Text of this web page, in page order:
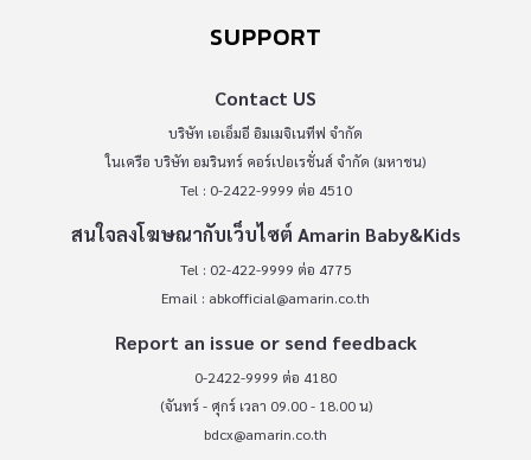
SUPPORT
Contact US
บริษัท เอเอ็มอี อิมเมจิเนทีฟ จำกัด
ในเครือ บริษัท อมรินทร์ คอร์เปอเรชั่นส์ จำกัด (มหาชน)
Tel : 0-2422-9999 ต่อ 4510
สนใจลงโฆษณากับเว็บไซต์ Amarin Baby&Kids
Tel : 02-422-9999 ต่อ 4775
Email : abkofficial@amarin.co.th
Report an issue or send feedback
0-2422-9999 ต่อ 4180
(จันทร์ - ศุกร์ เวลา 09.00 - 18.00 น)
bdcx@amarin.co.th